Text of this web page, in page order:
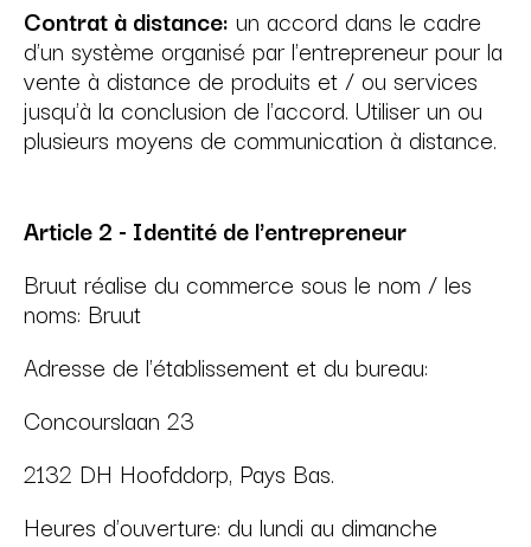
Contrat à distance: un accord dans le cadre
d'un système organisé par l'entrepreneur pour la
vente à distance de produits et / ou services
jusqu'à la conclusion de l'accord. Utiliser un ou
plusieurs moyens de communication à distance.
Article 2 - Identité de l'entrepreneur
Bruut réalise du commerce sous le nom / les
noms: Bruut
Adresse de l'établissement et du bureau:
Concourslaan 23
2132 DH Hoofddorp, Pays Bas.
Heures d'ouverture: du lundi au dimanche